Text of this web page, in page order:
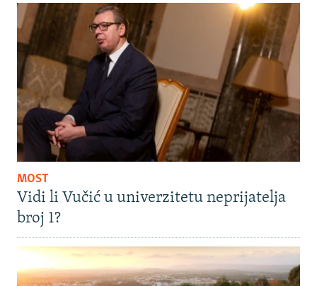
MOST
Vidi li Vučić u univerzitetu neprijatelja
broj 1?